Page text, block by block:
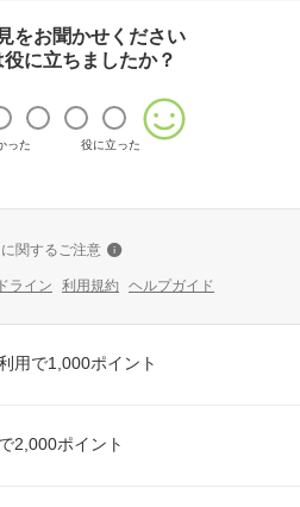
をお聞かせください
に立ちましたか？
った 役に立った
関するご注意
ライン 利用規約 ヘルプガイド
用で1,000ポイント
2,000ポイント